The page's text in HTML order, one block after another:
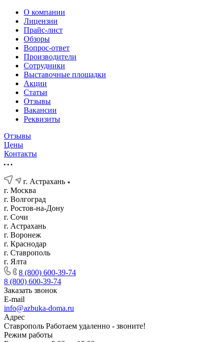
О компании
Лицензии
Прайс-лист
Обзоры
Вопрос-ответ
Производители
Сотрудники
Выставочные площадки
Акции
Статьи
Отзывы
Вакансии
Реквизиты
Отзывы
Цены
Контакты
г. Астрахань
г. Москва
г. Волгоград
г. Ростов-на-Дону
г. Сочи
г. Астрахань
г. Воронеж
г. Краснодар
г. Ставрополь
г. Ялта
8 (800) 600-39-74
8 (800) 600-39-74
Заказать звонок
E-mail
info@azbuka-doma.ru
Адрес
Ставрополь Работаем удаленно - звоните!
Режим работы